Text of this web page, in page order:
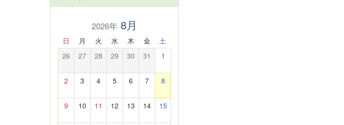
2026年8月
日 月 火 水 木 金 土
26 27 28 29 30 31 1
2 3 4 5 6 7 8
9 10 11 12 13 14 15